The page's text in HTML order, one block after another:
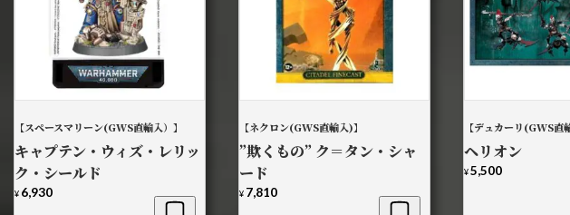
【スペースマリーン(GWS直輸入）】
キャプテン・ウィズ・レリッ
ク・シールド
¥ 6,930
【ネクロン(GWS直輸入)】
”欺くもの” ク＝タン・シャ
ード
¥ 7,810
【デュカーリ(GWS直
ヘリオン
¥5,500